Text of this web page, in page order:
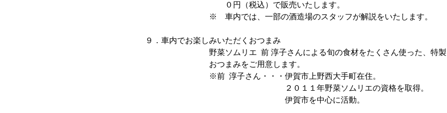
０円（税込）で販売いたします。
※ 車内では、一部の酒造場のスタッフが解説をいたします。
９．車内でお楽しみいただくおつまみ
野菜ソムリエ 前 淳子さんによる旬の食材をたくさん使った、特製
おつまみをご用意します。
※前 淳子さん・・・伊賀市上野西大手町在住。
２０１１年野菜ソムリエの資格を取得。
伊賀市を中心に活動。